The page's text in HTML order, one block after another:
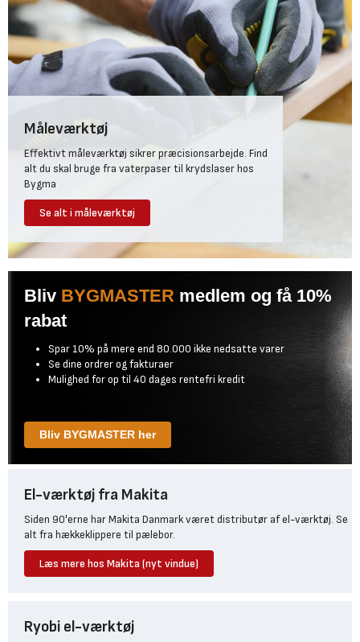
Måleværktøj
Effektivt måleværktøj sikrer præcisionsarbejde. Find
alt du skal bruge fra vaterpaser til krydslaser hos
Bygma
Se alt i måleværktøj
Bliv BYGMASTER medlem og få 10%
rabat
Spar 10% på mere end 80.000 ikke nedsatte varer
Se dine ordrer og fakturaer
Mulighed for op til 40 dages rentefri kredit
Bliv BYGMASTER her
El-værktøj fra Makita
Siden 90'erne har Makita Danmark været distributør af el-værktøj. Se
alt fra hækkeklippere til pælebor.
Læs mere hos Makita (nyt vindue)
Ryobi el-værktøj